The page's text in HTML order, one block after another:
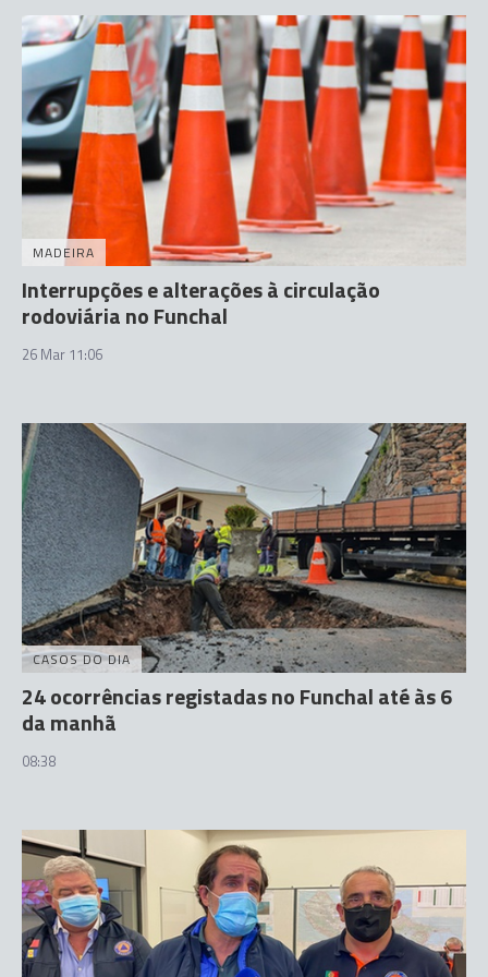
MADEIRA
Interrupções e alterações à circulação
rodoviária no Funchal
26 Mar 11:06
CASOS DO DIA
24 ocorrências registadas no Funchal até às 6
da manhã
08:38